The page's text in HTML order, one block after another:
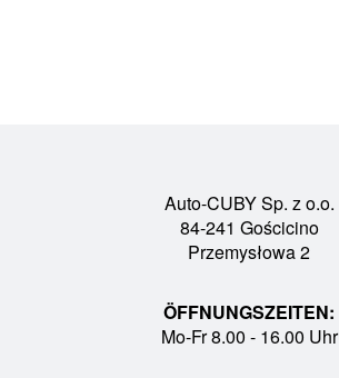
Auto-CUBY Sp. z o.o.
84-241 Gościcino
Przemysłowa 2
ÖFFNUNGSZEITEN:
Mo-Fr 8.00 - 16.00 Uhr